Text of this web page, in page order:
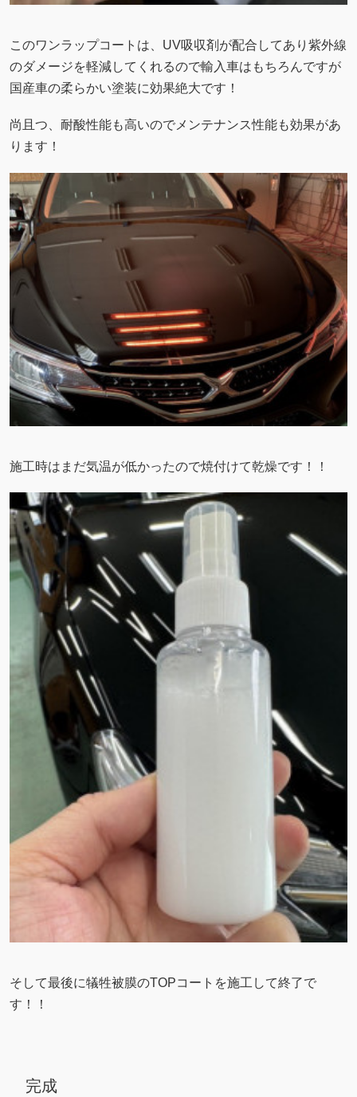
このワンラップコートは、UV吸収剤が配合してあり紫外線
のダメージを軽減してくれるので輸入車はもちろんですが
国産車の柔らかい塗装に効果絶大です！
尚且つ、耐酸性能も高いのでメンテナンス性能も効果があ
ります！
施工時はまだ気温が低かったので焼付けて乾燥です！！
そして最後に犠牲被膜のTOPコートを施工して終了で
す！！
完成